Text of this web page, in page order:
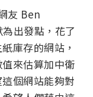
友 Ben
出發點，花了
庫存的網站，
來估算加中衛
個網站能夠對